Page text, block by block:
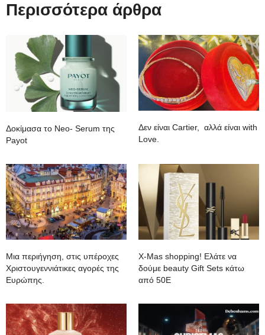
Περισσότερα άρθρα
Δοκίμασα το Neo- Serum της
Payot
Δεν είναι Cartier, αλλά είναι with
Love.
Mια περιήγηση, στις υπέροχες
Χριστουγεννιάτικες αγορές της
Ευρώπης.
Χ-Mas shopping! Ελάτε να
δούμε beauty Gift Sets κάτω
από 50Ε